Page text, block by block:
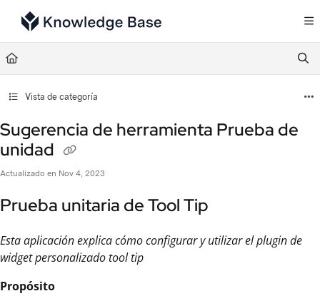
Documentation Index
Fetch the complete documentation index at:
Use this file to discover all available pages before exploring further.
Vista de categoría
Sugerencia de herramienta Prueba de
unidad
Actualizado en Nov 4, 2023
Prueba unitaria de Tool Tip
Esta aplicación explica cómo configurar y utilizar el plugin de
widget personalizado tool tip
Propósito